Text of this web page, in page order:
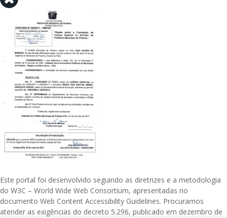
Este portal foi desenvolvido seguindo as diretrizes e a metodologia
do W3C – World Wide Web Consortium, apresentadas no
documento Web Content Accessibility Guidelines. Procuramos
atender as exigências do decreto 5.296, publicado em dezembro de